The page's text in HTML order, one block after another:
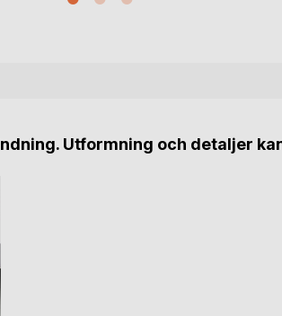
Utformning och detaljer